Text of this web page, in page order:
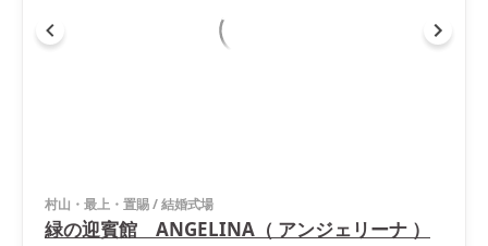
村山・最上・置賜/結婚式場
緑の迎賓館 ANGELINA（ アンジェリーナ ）